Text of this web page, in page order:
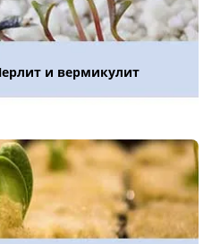
и вермикулит